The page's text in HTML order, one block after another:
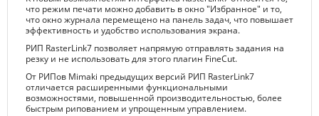
что режим печати можно добавить в окно "Избранное" и то,
что окно журнала перемещено на панель задач, что повышает
эффективность и удобство использования экрана.
РИП RasterLink7 позволяет напрямую отправлять задания на
резку и не использовать для этого плагин FineCut.
От РИПов Mimaki предыдущих версий РИП RasterLink7
отличается расширенными функциональными
возможностями, повышенной производительностью, более
быстрым рипованием и упрощенным управлением.